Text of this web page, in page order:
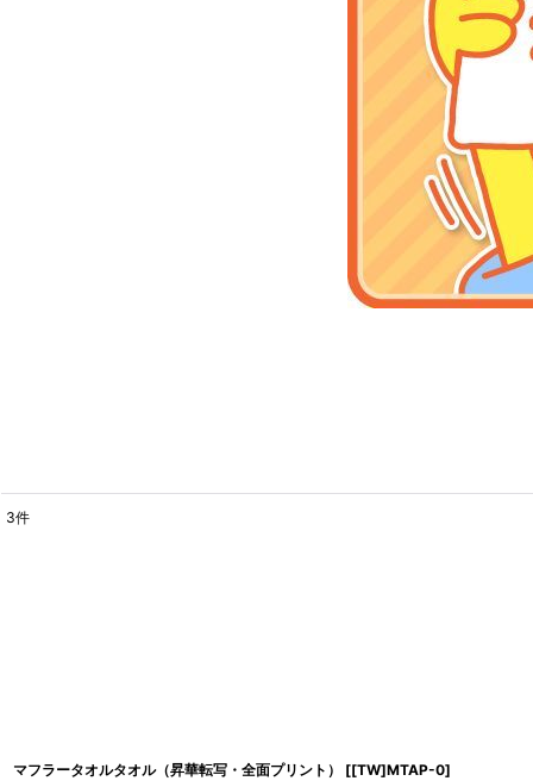
3件
マフラータオルタオル（昇華転写・全面プリント） [[TW]MTAP-0]